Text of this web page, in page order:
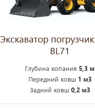
Экскаватор
BL71
Глубина копания 5,3 м
Передний ковш1 м3
Задний ковш0,2 м3